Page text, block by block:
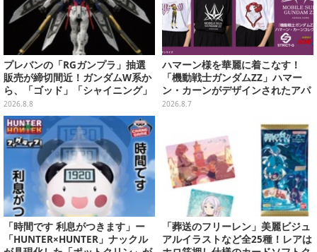
プレバンの「RGガンプラ」抽選
販売が締切間近！ガンダムW系か
ら、「ゴッド」「シャイニング」
まで9商品
2026.8.8
ハマーン様を華麗に着こなす！
「機動戦士ガンダムZZ」ハマー
ン・カーンがデザインされたアパ
レルが販売
2026.8.7
「時間です 利息がつきます」ー
「HUNTER×HUNTER」ナックル
「葬送のフリーレン」美麗ビジュ
アルイラストなど全25種！レアは